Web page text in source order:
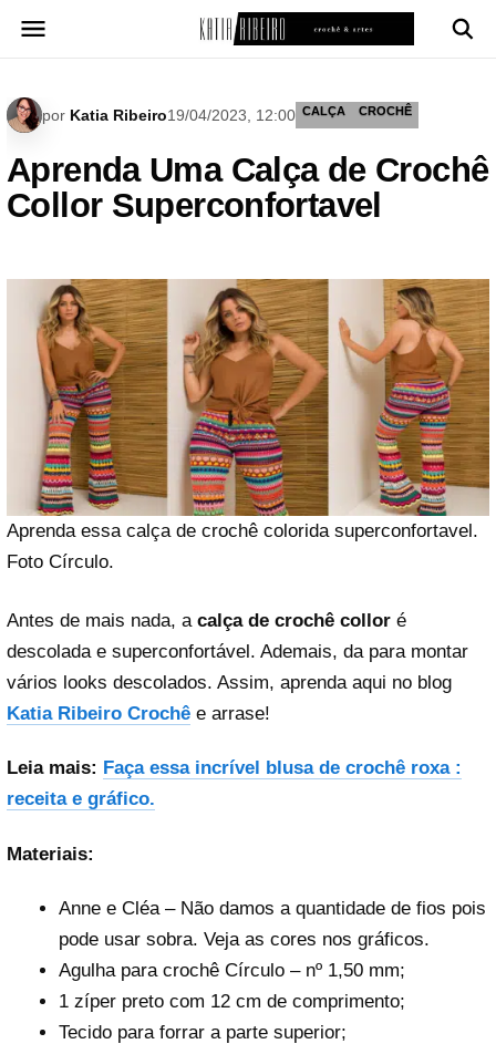
para
por Katia Ribeiro19/04/2023, 12:00 CALÇA CROCHÊ
Aprenda Uma Calça de Crochê
Collor Superconfortavel
Aprenda essa calça de crochê colorida superconfortavel.
Foto Círculo.
Antes de mais nada, acalça de crochê collor é
descolada e superconfortável. Ademais, da para montar
vários looks descolados. Assim, aprenda aqui no blog
Katia Ribeiro Crochê e arrase!
Leia mais: Faça essa incrível blusa de crochê roxa :
receita e gráfico.
Materiais:
Anne e Cléa – Não damos a quantidade de fios pois
pode usar sobra. Veja as cores nos gráficos.
Agulha para crochê Círculo – nº 1,50 mm;
1 zíper preto com 12 cm de comprimento;
Tecido para forrar a parte superior;